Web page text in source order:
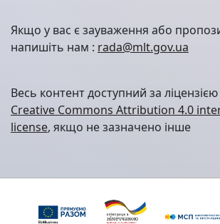
Якщо у вас є зауваження або
напишіть нам : rada@mlt.gov.ua
Весь контент доступний за ліцензією
Creative Commons Attribution 4.0
license, якщо не зазначено інше